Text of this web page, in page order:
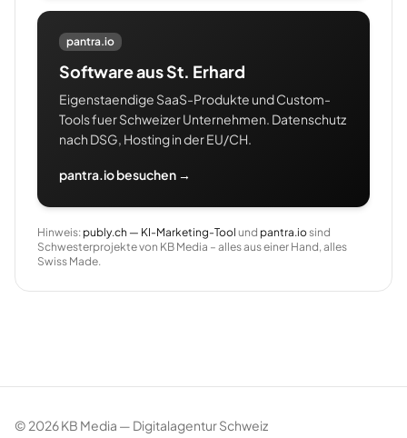
pantra.io
Software aus St. Erhard
Eigenstaendige SaaS-Produkte und Custom-
Tools fuer Schweizer Unternehmen. Datenschutz
nach DSG, Hosting in der EU/CH.
pantra.io besuchen →
Hinweis: publy.ch — KI-Marketing-Tool und pantra.iosind
Schwesterprojekte von KB Media – alles aus einer Hand, alles
Swiss Made.
© 2026KB Media — Digitalagentur Schweiz